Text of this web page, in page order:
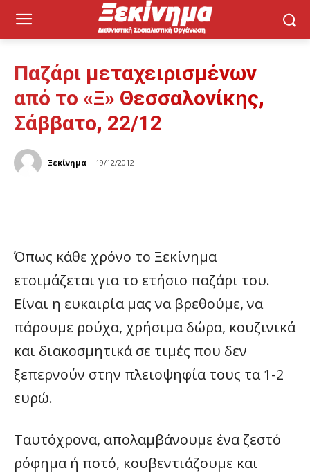
Παζάρι μεταχειρισμένων
από το «Ξ» Θεσσαλονίκης,
Σάββατο, 22/12
Ξεκίνημα 19/12/2012
Όπως κάθε χρόνο το Ξεκίνημα
ετοιμάζεται για το ετήσιο παζάρι του.
Είναι η ευκαιρία μας να βρεθούμε, να
πάρουμε ρούχα, χρήσιμα δώρα, κουζινικά
και διακοσμητικά σε τιμές που δεν
ξεπερνούν στην πλειοψηφία τους τα 1-2
ευρώ.
Ταυτόχρονα, απολαμβάνουμε ένα ζεστό
ρόφημα ή ποτό, κουβεντιάζουμε και